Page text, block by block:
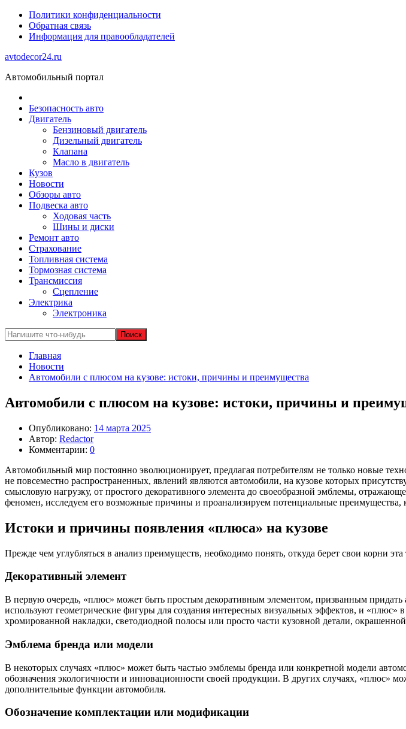
Политики конфиденциальности
Обратная связь
Информация для правообладателей
avtodecor24.ru
Автомобильный портал
Безопасность авто
Двигатель
Бензиновый двигатель
Дизельный двигатель
Клапана
Масло в двигатель
Кузов
Новости
Обзоры авто
Подвеска авто
Ходовая часть
Шины и диски
Ремонт авто
Страхование
Топливная система
Тормозная система
Трансмиссия
Сцепление
Электрика
Электроника
Главная
Новости
Автомобили с плюсом на кузове: истоки, причины и преимущества
Автомобили с плюсом на кузове: истоки, причины и
Опубликовано: 14 марта 2025
Автор: Redactor
Комментарии: 0
Автомобильный мир постоянно эволюционирует, предлагая потребителям не только новые
не повсеместно распространенных, явлений являются автомобили, на кузове которых
смысловую нагрузку, от простого декоративного элемента до своеобразной эмблемы,
феномен, исследуем его возможные причины и проанализируем потенциальные преимущества,
Истоки и причины появления «плюса» на кузове
Прежде чем углубляться в анализ преимуществ, необходимо понять, откуда берет свои корни
Декоративный элемент
В первую очередь, «плюс» может быть простым декоративным элементом, призванным
используют геометрические фигуры для создания интересных визуальных эффектов, и
хромированной накладки, светодиодной полосы или просто части кузовной детали,
Эмблема бренда или модели
В некоторых случаях «плюс» может быть частью эмблемы бренда или конкретной модели
обозначения экологичности и инновационности своей продукции. В других случаях, «плюс»
дополнительные функции автомобиля.
Обозначение комплектации или модификации